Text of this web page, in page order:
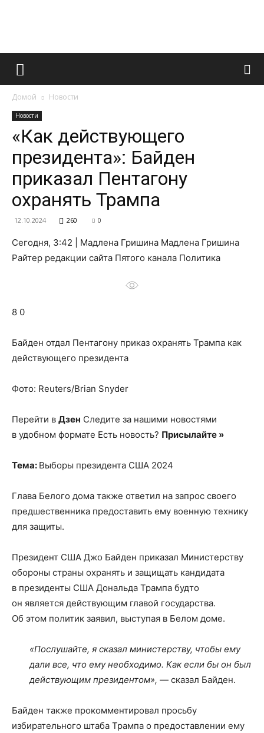
Французский
и
о
Домой Новости
Новости
«Как действующего
президента»: Байден
приказал Пентагону
охранять Трампа
12.10.2024 260 0
Сегодня, 3:42 | Мадлена Гришина Мадлена Гришина
Райтер редакции сайта Пятого канала Политика
8 0
Байден отдал Пентагону приказ охранять Трампа как
действующего президента
Фото: Reuters/Brian Snyder
Перейти в Дзен Следите за нашими новостями
в удобном формате Есть новость? Присылайте »
Тема: Выборы президента США 2024
Глава Белого дома также ответил на запрос своего
предшественника предоставить ему военную технику
для защиты.
Президент США Джо Байден приказал Министерству
обороны страны охранять и защищать кандидата
в президенты США Дональда Трампа будто
он является действующим главой государства.
Об этом политик заявил, выступая в Белом доме.
«Послушайте, я сказал министерству, чтобы ему
дали все, что ему необходимо. Как если бы он был
действующим президентом», — сказал Байден.
Байден также прокомментировал просьбу
избирательного штаба Трампа о предоставлении ему